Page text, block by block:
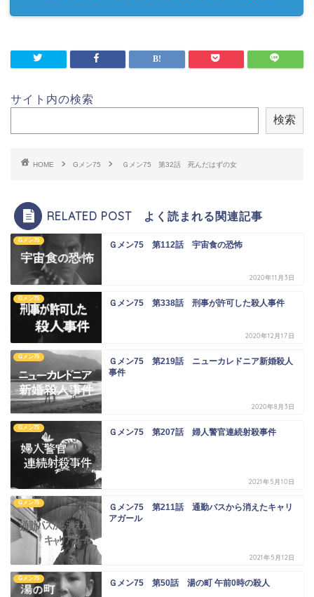
サイト内の検索
検索
HOME Gメン75 Ｇメン75 第32話 死んだはずの女
RELATED POST よく読まれる関連記事
Gメン75 Ｇメン75 第112話 宇宙食の恐怖
2020年11月3日
Gメン75 Ｇメン75 第338話 刑事が許可した殺人事件
2020年12月17日
Gメン75
Ｇメン75 第219話 ニューカレドニア新婚殺人
事件
2020年8月3日
Gメン75 Ｇメン75 第207話 婦人警官連続射殺事件
2021年5月10日
Gメン75
Ｇメン75 第211話 通勤バスから消えたキャリ
アガール
2021年5月12日
Gメン75 Ｇメン75 第50話 湯の町 午前0時の殺人